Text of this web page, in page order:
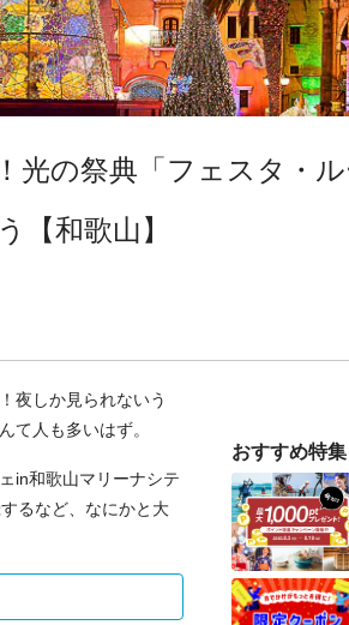
光の祭典「フェスタ・
【和歌山】
夜しか見られないう
て人も多いはず。
in和歌山マリーナシテ
るなど、なにかと大
おすすめ特集